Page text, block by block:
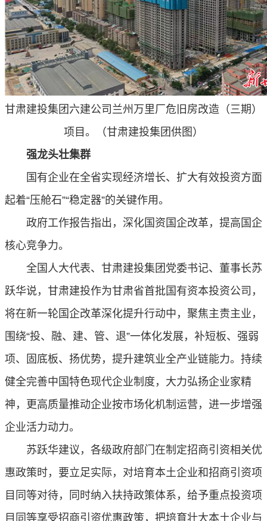
甘肃建投集团六建公司兰州万里厂危旧房改造（三期）
项目。（甘肃建投集团供图）
强龙头壮集群
国有企业在全省实现经济增长、扩大有效投资方面
起着“压舱石”“稳定器”的关键作用。
政府工作报告指出，深化国资国企改革，提高国企
核心竞争力。
全国人大代表、甘肃建投集团党委书记、董事长苏
跃华说，甘肃建投作为甘肃省首批国有资本投资公司，
将在新一轮国企改革深化提升行动中，聚焦主责主业，
围绕“投、融、建、管、退”一体化发展，补短板、强弱
项、固底板、扬优势，提升建筑业全产业链能力。持续
健全完善中国特色现代企业制度，大力弘扬企业家精
神，更高质量推动企业按市场化机制运营，进一步增强
企业活力动力。
苏跃华建议，各级政府部门在制定招商引资相关优
惠政策时，要立足实际，对培育本土企业和招商引资项
目同等对待，同时纳入扶持政策体系，给予重点投资项
目同等享受招商引资优惠政策，把培育壮大本土企业与